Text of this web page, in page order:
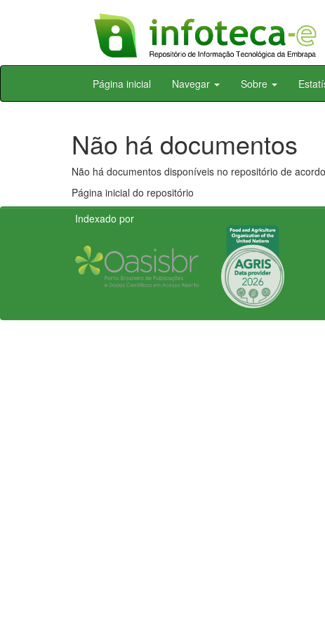
Skip
Página inicial Navegar Sobre
Não há documentos
Não há documentos disponíveis no repositório de
Página inicial do repositório
Indexado por